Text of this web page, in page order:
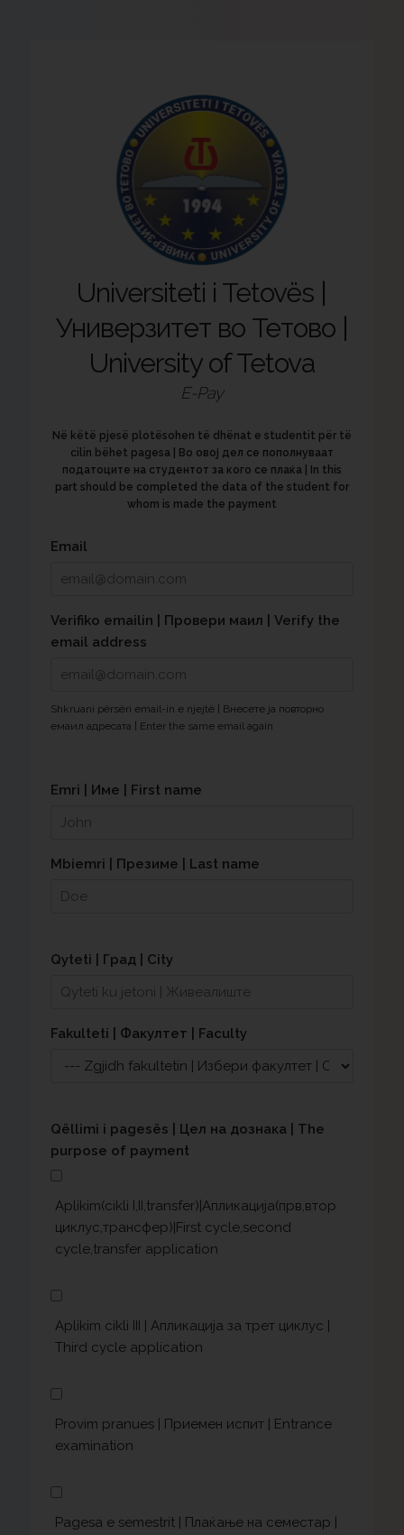
Universiteti i Tetovës |
Универзитет во Тетово |
University of Tetova
E-Pay
Në këtë pjesë plotësohen të dhënat e studentit për të
cilin bëhet pagesa | Во овој дел се пополнуваат
податоците на студентот за кого се плаќа | In this
part should be completed the data of the student for
whom is made the payment
Email
Verifiko emailin | Провери маил | Verify the
email address
Shkruani përsëri email-in e njejtë | Внесете ја повторно
емаил адресата | Enter the same email again
Emri | Име | First name
Mbiemri | Презиме | Last name
Qyteti | Град | City
Fakulteti | Факултет | Faculty
Qëllimi i pagesës | Цел на дознака | The
purpose of payment
Aplikim(cikli I,II,transfer)|Апликација(прв,втор
циклус,трансфер)|First cycle,second
cycle,transfer application
Aplikim cikli III | Апликација за трет циклус |
Third cycle application
Provim pranues | Приемен испит | Entrance
examination
Pagesa e semestrit | Плаќање на семестар |